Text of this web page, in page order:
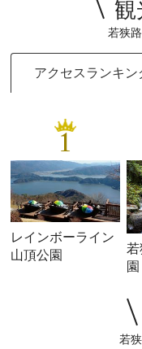
観
若狭
アクセスランキン
1
レインボーライン
山頂公園
若